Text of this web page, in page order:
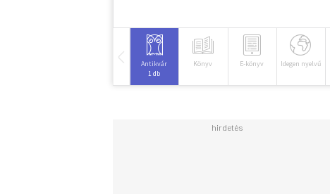
Antikvár
1 db
Könyv E-könyv Idegen nyelvű